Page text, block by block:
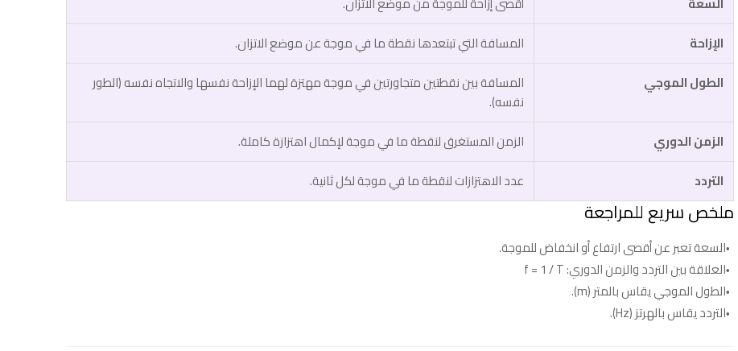
الإزاحة
المسافة التي تبتعدها نقطة ما في موجة عن موضع الاتزان.
الطول الموجي
المسافة بين نقطتين متجاورتين في موجة مهتزة لهما الإزاحة نفسها والاتجاه نفسه (الطور
نفسه).
الزمن الدوري
الزمن المستغرق لنقطة ما في موجة لإكمال اهتزازة كاملة.
التردد
عدد الاهتزازات لنقطة ما في موجة لكل ثانية.
ملخص سريع للمراجعة
السعة تعبر عن أقصى ارتفاع أو انخفاض للموجة.
العلاقة بين التردد والزمن الدوري: f = 1 / T
الطول الموجي يقاس بالمتر (m).
التردد يقاس بالهرتز (Hz).